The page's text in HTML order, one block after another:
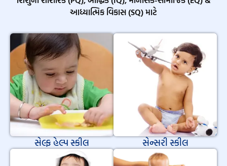
આધ્યાત્મિક વિકાસ (SQ) માટે
સેલ્ફ હેલ્પ સ્કીલ સેન્સરી સ્કીલ